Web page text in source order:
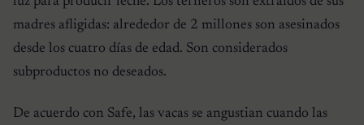
madres afligidas: alrededor de 2 millones son asesinados
desde los cuatro días de edad. Son considerados
subproductos no deseados.
De acuerdo con Safe, las vacas se angustian cuando las